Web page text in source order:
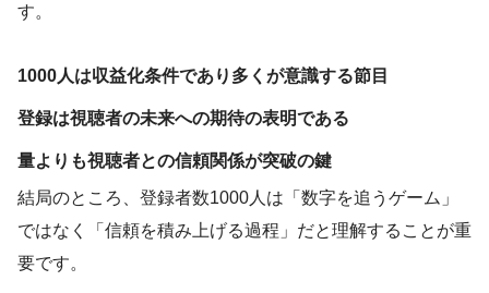
す。
1000人は収益化条件であり多くが意識する節目
登録は視聴者の未来への期待の表明である
量よりも視聴者との信頼関係が突破の鍵
結局のところ、登録者数1000人は「数字を追うゲーム」
ではなく「信頼を積み上げる過程」だと理解することが重
要です。